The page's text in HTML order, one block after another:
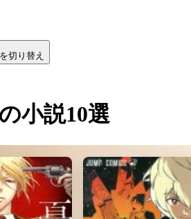
切り替え
小説10選